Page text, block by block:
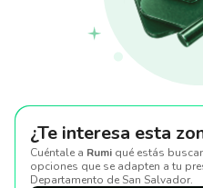
¿Te interesa esta
Cuéntale a Rumi qué estás
opciones que se adapten a tu
Departamento de San Salvador.